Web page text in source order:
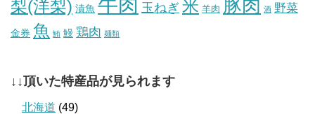
梨(洋梨) 漬魚 玉ねぎ 米 羊肉 豚肉 酒 野菜
金券 魚 鮪 鰻 鶏肉 麺類
↓↓頂いた特産品が見られます
北海道 (49)